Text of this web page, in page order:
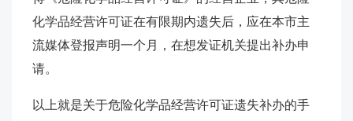
化学品经营许可证在有限期内遗失后，应在本市主
流媒体登报声明一个月，在想发证机关提出补办申
请。
以上就是关于危险化学品经营许可证遗失补办的手